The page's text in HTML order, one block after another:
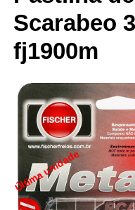
Scarabeo
fj1900m
Última unidade